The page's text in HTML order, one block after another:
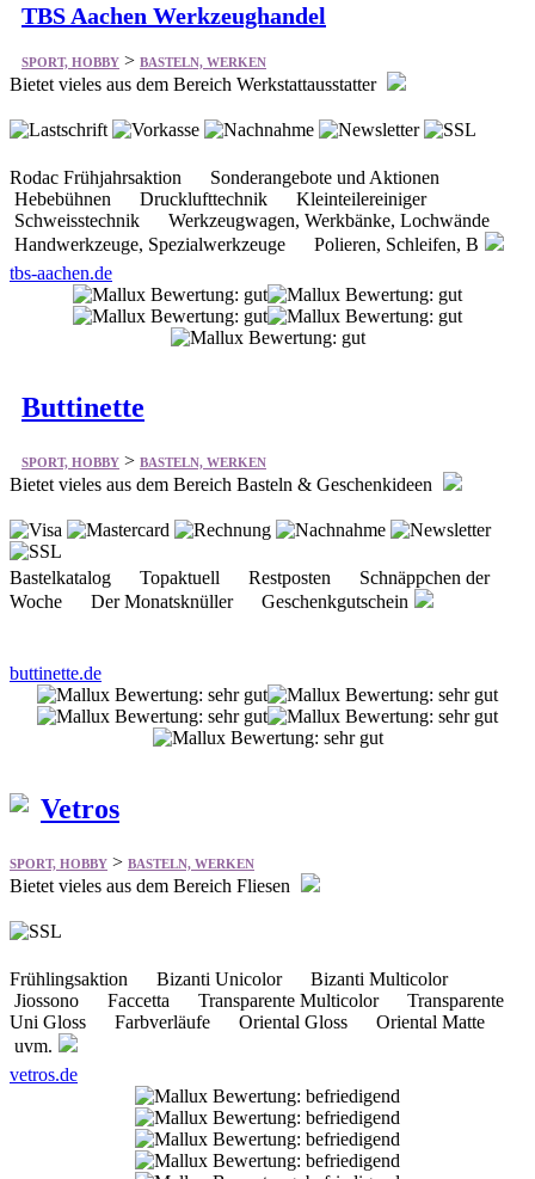
TBS Aachen Werkzeughandel
SPORT, HOBBY > BASTELN, WERKEN
Bietet vieles aus dem Bereich Werkstattausstatter
Rodac Frühjahrsaktion Sonderangebote und Aktionen
Hebebühnen Drucklufttechnik Kleinteilereiniger
Schweisstechnik Werkzeugwagen, Werkbänke, Lochwände
Handwerkzeuge, Spezialwerkzeuge Polieren, Schleifen, B
tbs-aachen.de
Buttinette
SPORT, HOBBY > BASTELN, WERKEN
Bietet vieles aus dem Bereich Basteln & Geschenkideen
Bastelkatalog Topaktuell Restposten Schnäppchen der
Woche Der Monatsknüller Geschenkgutschein
buttinette.de
Vetros
SPORT, HOBBY > BASTELN, WERKEN
Bietet vieles aus dem Bereich Fliesen
Frühlingsaktion Bizanti Unicolor Bizanti Multicolor
Jiossono Faccetta Transparente Multicolor Transparente
Uni Gloss Farbverläufe Oriental Gloss Oriental Matte
uvm.
vetros.de